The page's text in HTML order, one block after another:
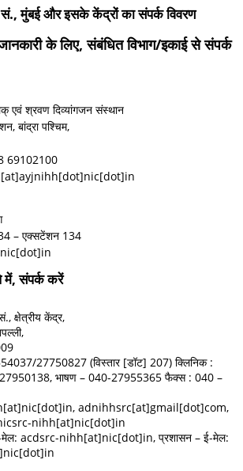
मुंबई और इसके केंद्रों का संपर्क विवरण
के लिए, संबंधित विभाग/इकाई से संपर्क
एवं श्रवण दिव्यांगजन संस्थान
बांद्रा पश्चिम,
69102100
– एक्सटेंशन 134
में, संपर्क करें
क्षेत्रीय केंद्र,
27750827 (विस्तार [डॉट] 207) क्लिनिक :
27950138, भाषण – 040-27955365 फैक्स : 040 –
adnihhsrc[at]gmail[dot]com,
nihh[at]nic[dot]in
ई-मेल: acdsrc-nihh[at]nic[dot]in, प्रशासन – ई-मेल: